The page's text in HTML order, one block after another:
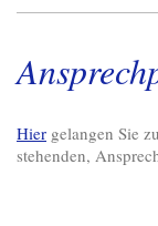
Hier gelangen Sie
stehenden,